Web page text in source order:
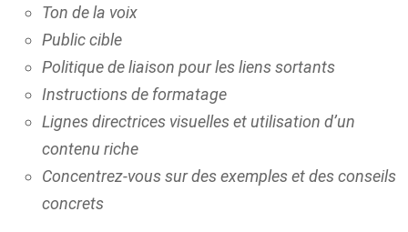
Ton de la voix
Public cible
Politique de liaison pour les liens sortants
Instructions de formatage
Lignes directrices visuelles et utilisation d’un
contenu riche
Concentrez-vous sur des exemples et des conseils
concrets